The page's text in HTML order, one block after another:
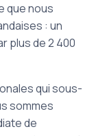
que nous
: un
plus de 2 400
qui sous-
sommes
de